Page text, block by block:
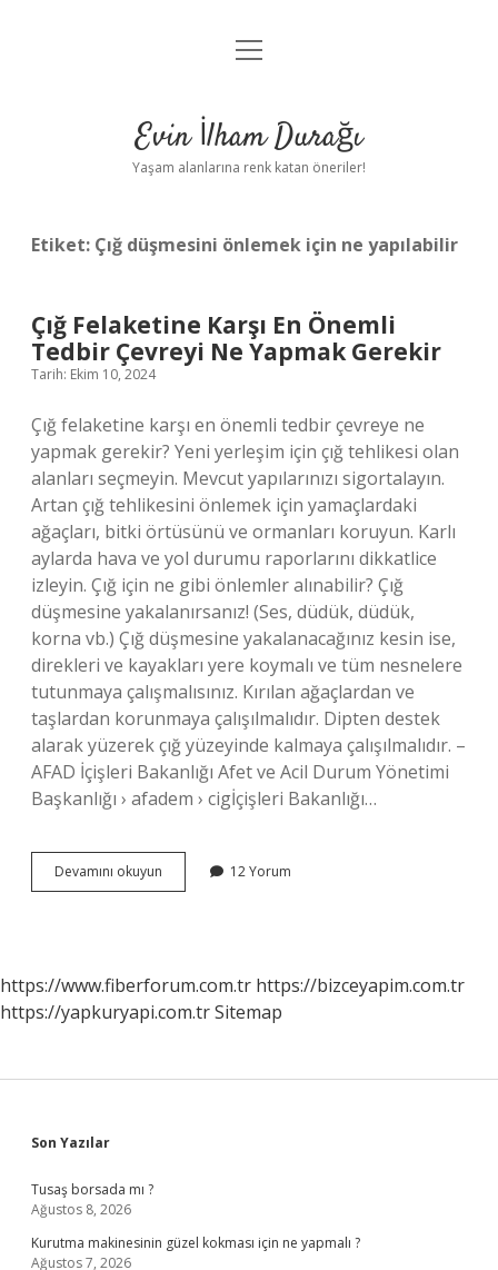
Anasayfa
Yasal Uyarı
menüyü
Evin İlham Durağı
Yaşam alanlarına renk katan öneriler!
Etiket: Çığ düşmesini önlemek için ne yapılabilir
Çığ Felaketine Karşı En Önemli
Tedbir Çevreyi Ne Yapmak Gerekir
Tarih: Ekim 10, 2024
Çığ felaketine karşı en önemli tedbir çevreye ne
yapmak gerekir? Yeni yerleşim için çığ tehlikesi olan
alanları seçmeyin. Mevcut yapılarınızı sigortalayın.
Artan çığ tehlikesini önlemek için yamaçlardaki
ağaçları, bitki örtüsünü ve ormanları koruyun. Karlı
aylarda hava ve yol durumu raporlarını dikkatlice
izleyin. Çığ için ne gibi önlemler alınabilir? Çığ
düşmesine yakalanırsanız! (Ses, düdük, düdük,
korna vb.) Çığ düşmesine yakalanacağınız kesin ise,
direkleri ve kayakları yere koymalı ve tüm nesnelere
tutunmaya çalışmalısınız. Kırılan ağaçlardan ve
taşlardan korunmaya çalışılmalıdır. Dipten destek
alarak yüzerek çığ yüzeyinde kalmaya çalışılmalıdır. –
AFAD İçişleri Bakanlığı Afet ve Acil Durum Yönetimi
Başkanlığı › afadem › cigİçişleri Bakanlığı…
Devamını okuyun
Felaketine
Çevreyi
Ne
12 Yorum
https://www.fiberforum.com.tr https://bizceyapim.com.tr
https://yapkuryapi.com.trSitemap
Sidebar
Son Yazılar
Tusaş borsada mı ?
Ağustos 8, 2026
Kurutma makinesinin güzel kokması için ne yapmalı ?
Ağustos 7, 2026